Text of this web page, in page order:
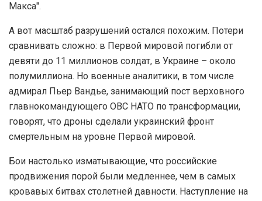
Макса".
А вот масштаб разрушений остался похожим. Потери
сравнивать сложно: в Первой мировой погибли от
девяти до 11 миллионов солдат, в Украине – около
полумиллиона. Но военные аналитики, в том числе
адмирал Пьер Вандье, занимающий пост верховного
главнокомандующего ОВС НАТО по трансформации,
говорят, что дроны сделали украинский фронт
смертельным на уровне Первой мировой.
Бои настолько изматывающие, что российские
продвижения порой были медленнее, чем в самых
кровавых битвах столетней давности. Наступление на